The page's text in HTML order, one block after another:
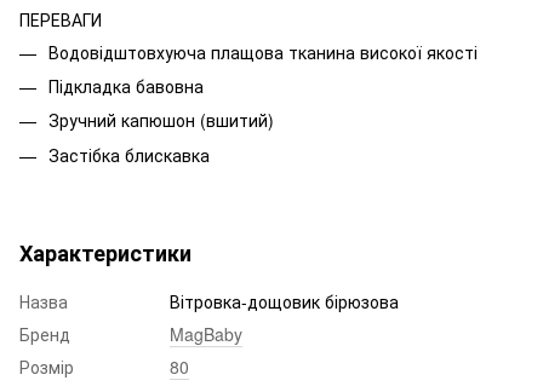
ПЕРЕВАГИ
Водовідштовхуюча плащова тканина високої якості
Підкладка бавовна
Зручний капюшон (вшитий)
Застібка блискавка
Характеристики
Назва
Вітровка-дощовик бірюзова
Бренд
MagBaby
Розмір
80